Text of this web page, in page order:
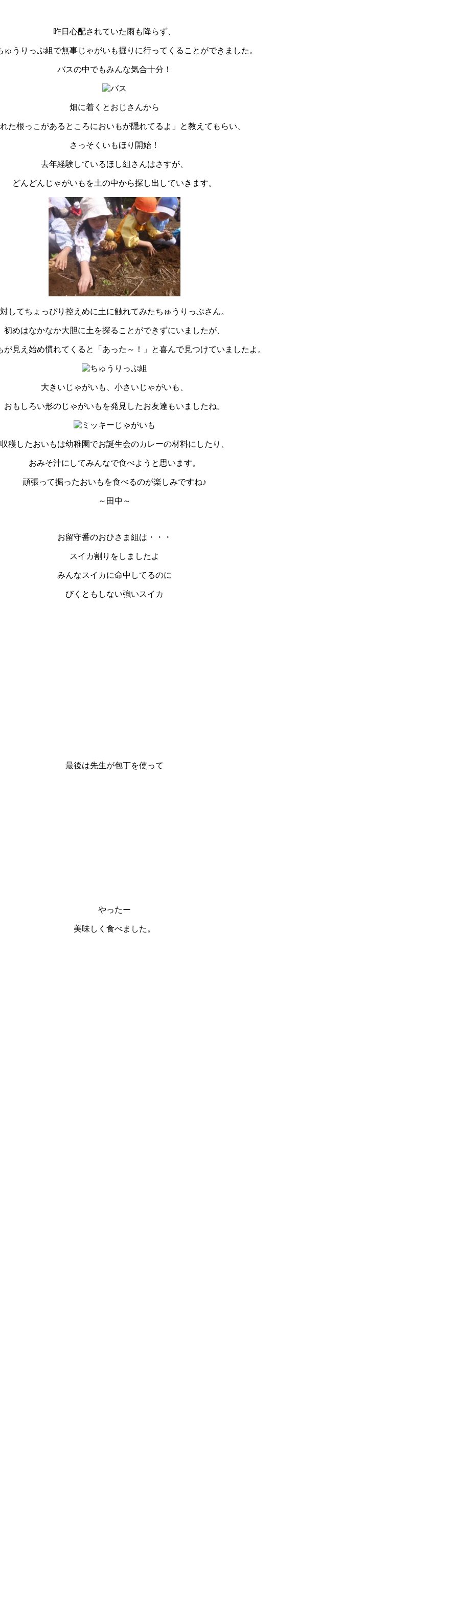
昨日心配されていた雨も降らず、
ゅうりっぷ組で無事じゃがいも掘りに行ってくることができました。
バスの中でもみんな気合十分！
畑に着くとおじさんから
た根っこがあるところにおいもが隠れてるよ」と教えてもらい、
さっそくいもほり開始！
去年経験しているほし組さんはさすが、
どんどんじゃがいもを土の中から探し出していきます。
対してちょっぴり控えめに土に触れてみたちゅうりっぷさん。
初めはなかなか大胆に土を探ることができずにいましたが、
が見え始め慣れてくると「あった～！」と喜んで見つけていましたよ。
大きいじゃがいも、小さいじゃがいも、
おもしろい形のじゃがいもを発見したお友達もいましたね。
収穫したおいもは幼稚園でお誕生会のカレーの材料にしたり、
おみそ汁にしてみんなで食べようと思います。
頑張って掘ったおいもを食べるのが楽しみですね♪
～田中～
お留守番のおひさま組は・・・
スイカ割りをしましたよ
みんなスイカに命中してるのに
びくともしない強いスイカ
最後は先生が包丁を使って
やったー
美味しく食べました。